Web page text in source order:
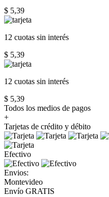
$ 5,39
12 cuotas sin interés
$ 5,39
12 cuotas sin interés
$ 5,39
Todos los medios de pagos
+
Tarjetas de crédito y débito
Efectivo
Envios:
Montevideo
Envío GRATIS